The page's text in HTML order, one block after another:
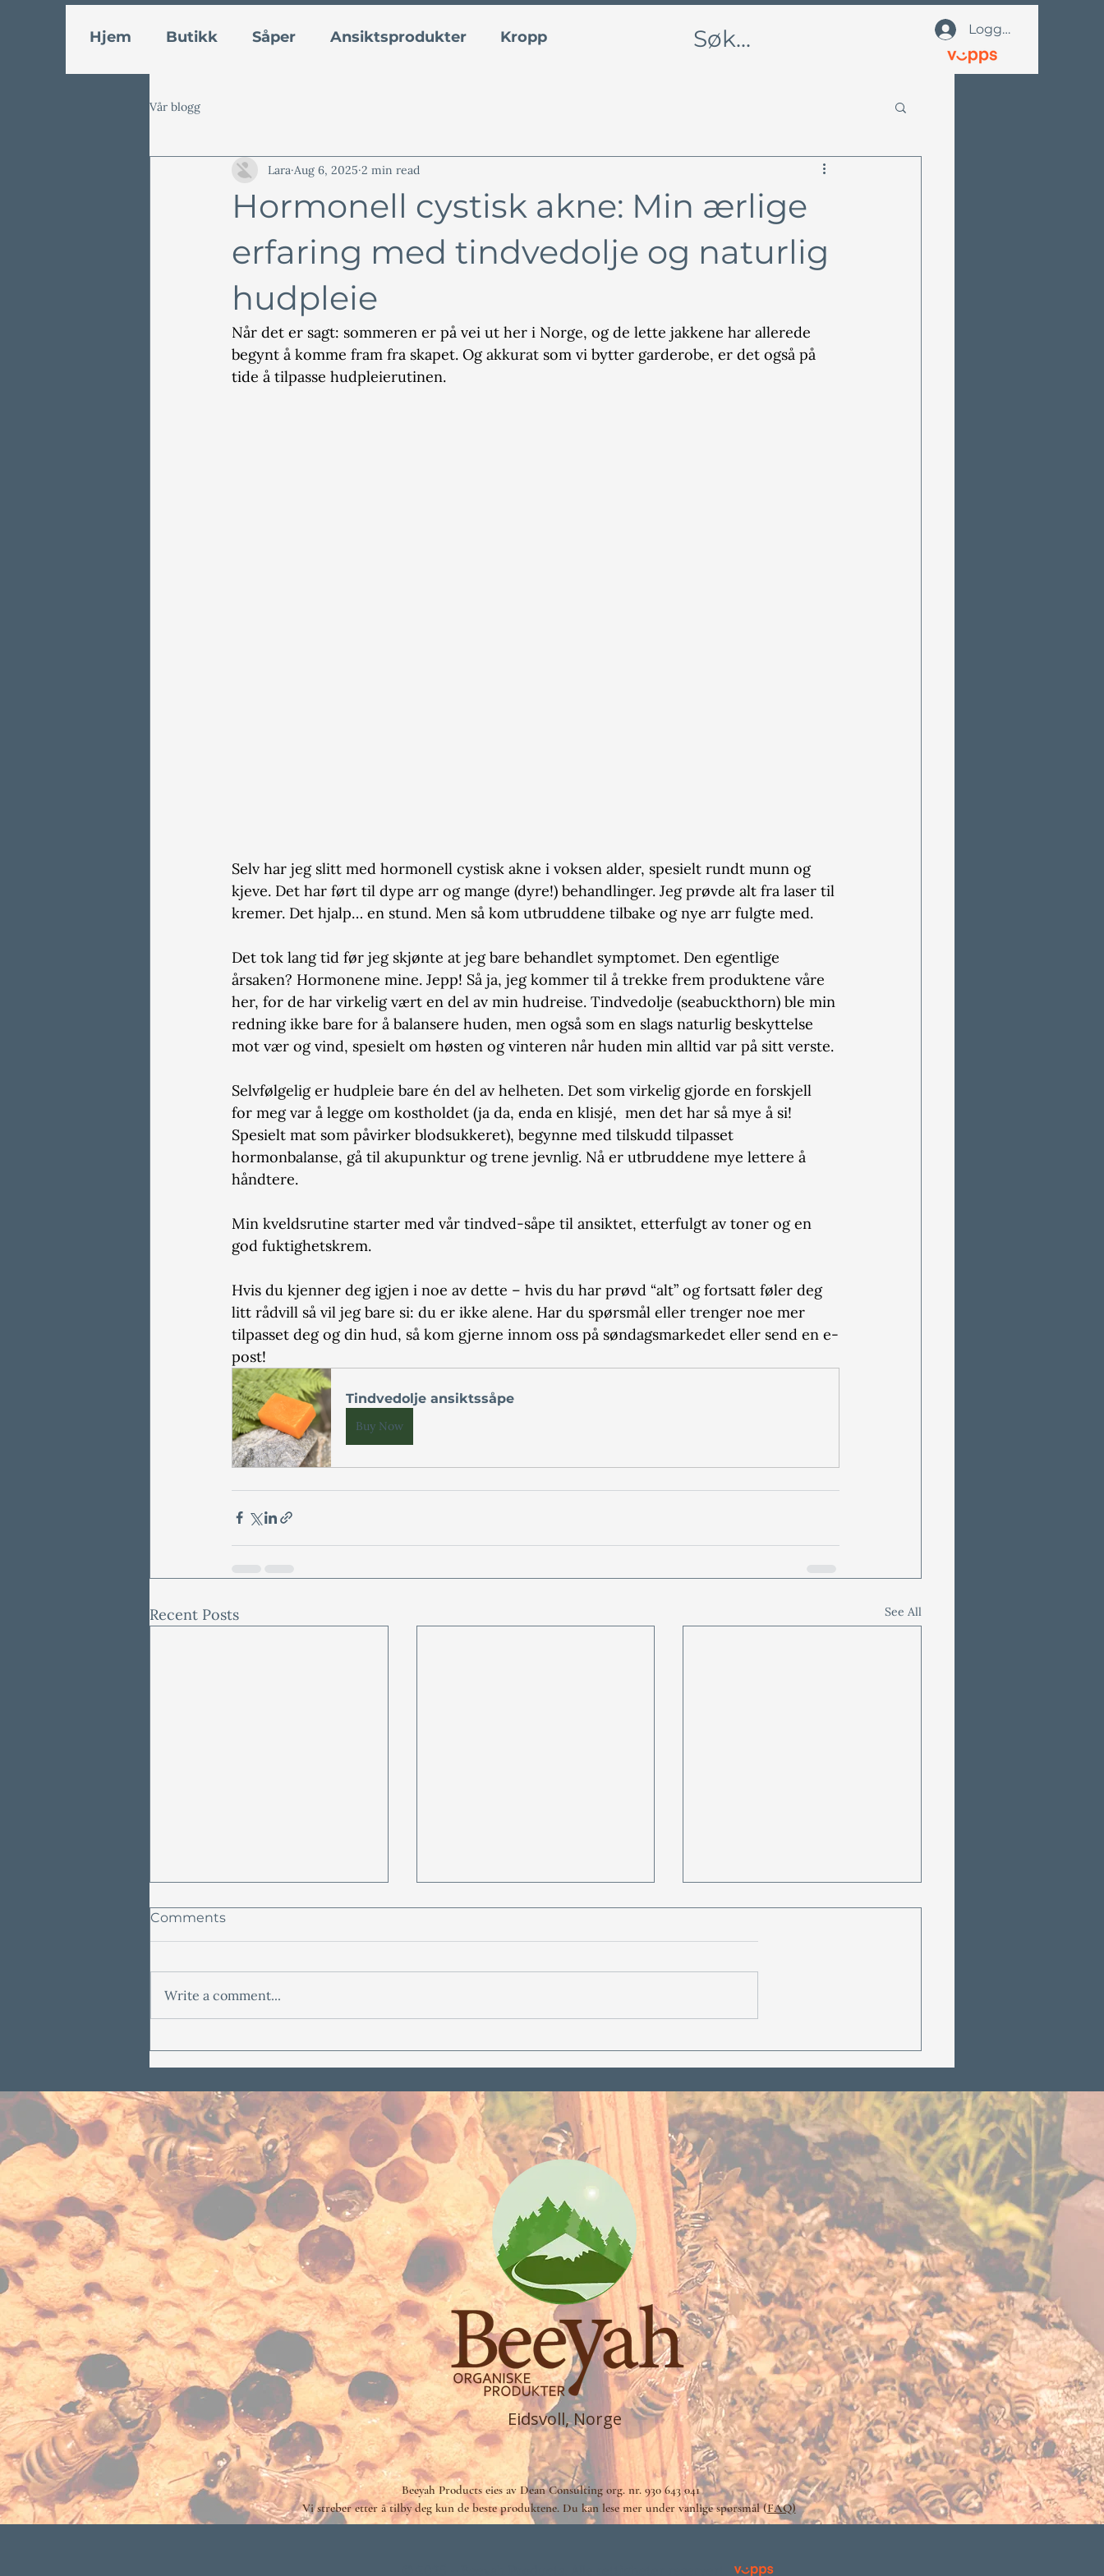
Hjem Butikk Såper Ansiktsprodukter Kropp Blogg Logg på
Vår blogg
Hormonell cystisk akne: Min ærlige
erfaring med tindvedolje og naturlig
hudpleie
Lara Aug 6, 2025 2 min read
Når det er sagt: sommeren er på vei ut her i Norge, og de lette jakkene har allerede
begynt å komme fram fra skapet. Og akkurat som vi bytter garderobe, er det også på
tide å tilpasse hudpleierutinen.
Selv har jeg slitt med hormonell cystisk akne i voksen alder, spesielt rundt munn og
kjeve. Det har ført til dype arr og mange (dyre!) behandlinger. Jeg prøvde alt fra laser til
kremer. Det hjalp… en stund. Men så kom utbruddene tilbake og nye arr fulgte med.
Det tok lang tid før jeg skjønte at jeg bare behandlet symptomet. Den egentlige
årsaken? Hormonene mine. Jepp! Så ja, jeg kommer til å trekke frem produktene våre
her, for de har virkelig vært en del av min hudreise. Tindvedolje (seabuckthorn) ble min
redning ikke bare for å balansere huden, men også som en slags naturlig beskyttelse
mot vær og vind, spesielt om høsten og vinteren når huden min alltid var på sitt verste.
Selvfølgelig er hudpleie bare én del av helheten. Det som virkelig gjorde en forskjell
for meg var å legge om kostholdet (ja da, enda en klisjé,  men det har så mye å si!
Spesielt mat som påvirker blodsukkeret), begynne med tilskudd tilpasset
hormonbalanse, gå til akupunktur og trene jevnlig. Nå er utbruddene mye lettere å
håndtere.
Min kveldsrutine starter med vår tindved-såpe til ansiktet, etterfulgt av toner og en
god fuktighetskrem.
Hvis du kjenner deg igjen i noe av dette – hvis du har prøvd “alt” og fortsatt føler deg
litt rådvill så vil jeg bare si: du er ikke alene. Har du spørsmål eller trenger noe mer
tilpasset deg og din hud, så kom gjerne innom oss på søndagsmarkedet eller send en e-
post!
Tindvedolje ansiktssåpe
Buy Now
Recent Posts See All
Ingredients)
Scrub Recipe)
Comments
Write a comment...
Eidsvoll, Norge
Beeyah Products eies av Dean Consulting org. nr. 930 643 041
Vi streber etter å tilby deg kun de beste produktene. Du kan lese mer under vanlige spørsmål (FAQ)